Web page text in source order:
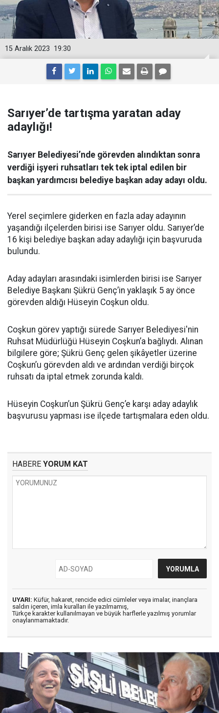
19:30
15 Aralık 2023
Sarıyer’de tartışma yaratan aday
adaylığı!
Sarıyer Belediyesi’nde görevden alındıktan sonra
verdiği işyeri ruhsatları tek tek iptal edilen bir
başkan yardımcısı belediye başkan aday adayı oldu.
Yerel seçimlere giderken en fazla aday adayının
yaşandığı ilçelerden birisi ise Sarıyer oldu. Sarıyer’de
16 kişi belediye başkan aday adaylığı için başvuruda
bulundu.
Aday adayları arasındaki isimlerden birisi ise Sarıyer
Belediye Başkanı Şükrü Genç’in yaklaşık 5 ay önce
görevden aldığı Hüseyin Coşkun oldu.
Coşkun görev yaptığı sürede Sarıyer Belediyesi'nin
Ruhsat Müdürlüğü Hüseyin Coşkun’a bağlıydı. Alınan
bilgilere göre; Şükrü Genç gelen şikâyetler üzerine
Coşkun’u görevden aldı ve ardından verdiği birçok
ruhsatı da iptal etmek zorunda kaldı.
Hüseyin Coşkun’un Şükrü Genç’e karşı aday adaylık
başvurusu yapması ise ilçede tartışmalara eden oldu.
HABERE YORUM KAT
UYARI: Küfür, hakaret, rencide edici cümleler veya imalar, inançlara
saldırı içeren, imla kuralları ile yazılmamış,
Türkçe karakter kullanılmayan ve büyük harflerle yazılmış yorumlar
onaylanmamaktadır.